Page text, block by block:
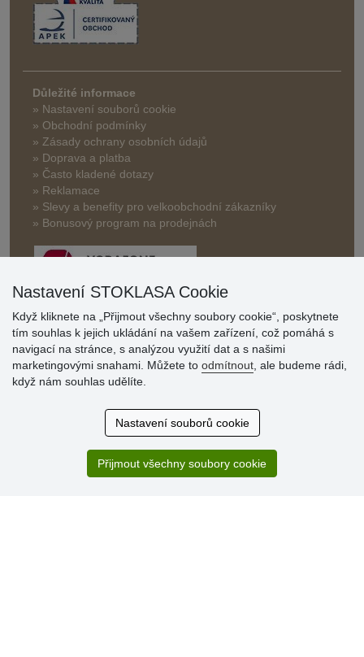
Důležité informace
» Nastavení souborů cookie
» Obchodní podmínky
» Zásady ochrany osobních údajů
» Doprava a platba
» Často kladené dotazy
» Reklamace
» Slevy a benefity pro velkoobchodní zákazníky
» Bonusový program na prodejnách
Hodnocení
zákazníků
Super obchod, kvalitní zboží za slušné ceny. Vřele
Sortiment za fajn ceny a hlavně super rychlé dodání. Moc
Nastavení STOKLASA Cookie
Když kliknete na „Přijmout všechny soubory cookie“, poskytnete
tím souhlas k jejich ukládání na vašem zařízení, což pomáhá s
navigací na stránce, s analýzou využití dat a s našimi
marketingovými snahami. Můžete to odmítnout , ale budeme rádi,
když nám souhlas udělíte.
Nastavení souborů cookie
Přijmout všechny soubory cookie